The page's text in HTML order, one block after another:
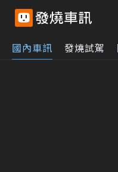
國內車訊 發燒試駕